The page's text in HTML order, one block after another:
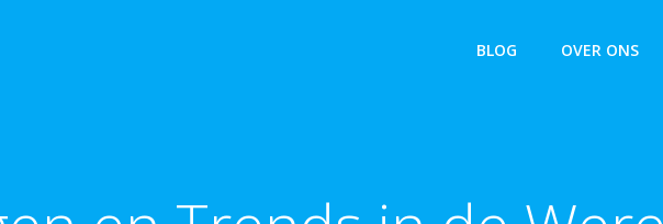
BLOG OVER ONS